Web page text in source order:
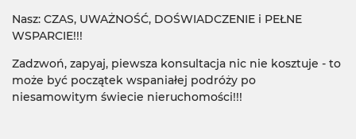
Nasz: CZAS, UWAŻNOŚĆ, DOŚWIADCZENIE i PEŁNE
WSPARCIE!!!
Zadzwoń, zapyaj, piewsza konsultacja nic nie kosztuje - to
może być początek wspaniałej podróży po
niesamowitym świecie nieruchomości!!!